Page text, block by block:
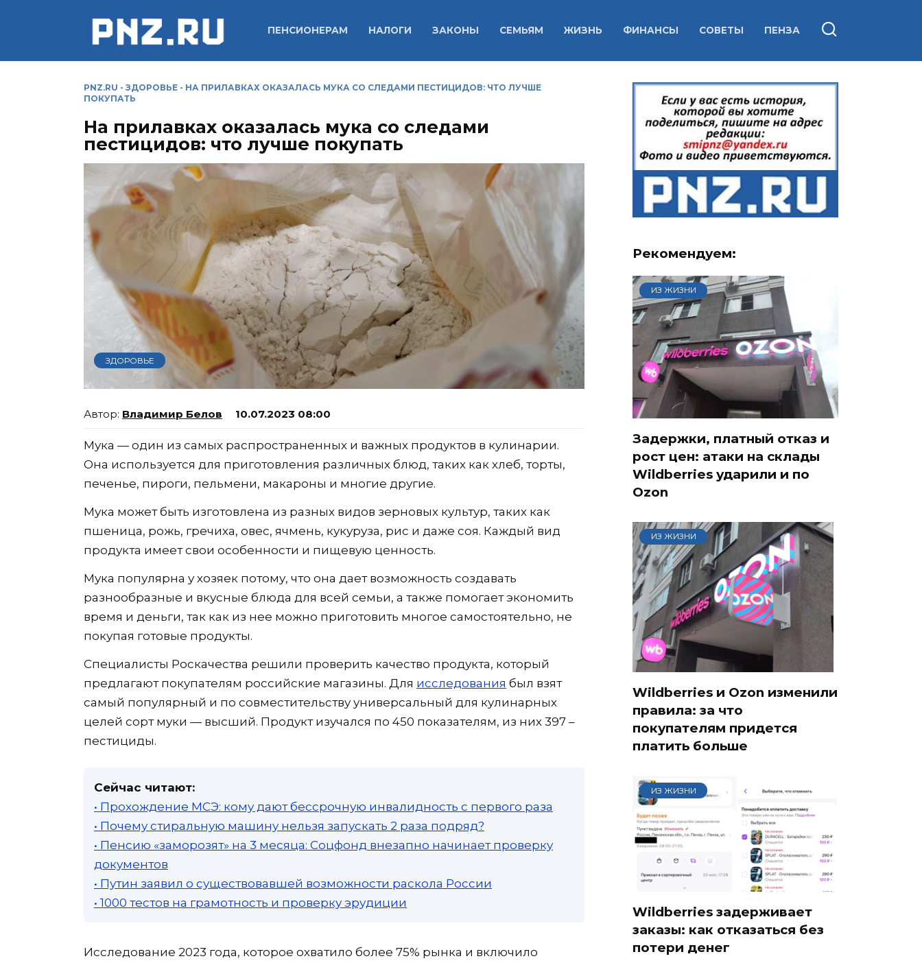
ПЕНСИОНЕРАМ НАЛОГИ ЗАКОНЫ СЕМЬЯМ ЖИЗНЬ ФИНАНСЫ СОВЕТЫ ПЕНЗА
PNZ.RU - ЗДОРОВЬЕ - НА ПРИЛАВКАХ ОКАЗАЛАСЬ МУКА СО СЛЕДАМИ ПЕСТИЦИДОВ: ЧТО ЛУЧШЕ
ПОКУПАТЬ
На прилавках оказалась мука со следами
пестицидов: что лучше покупать
ЗДОРОВЬЕ
Владимир Белов 10.07.2023 08:00
Мука — один из самых распространенных и важных продуктов в кулинарии.
Она используется для приготовления различных блюд, таких как хлеб, торты,
печенье, пироги, пельмени, макароны и многие другие.
Мука может быть изготовлена из разных видов зерновых культур, таких как
пшеница, рожь, гречиха, овес, ячмень, кукуруза, рис и даже соя. Каждый вид
продукта имеет свои особенности и пищевую ценность.
Мука популярна у хозяек потому, что она дает возможность создавать
разнообразные и вкусные блюда для всей семьи, а также помогает экономить
время и деньги, так как из нее можно приготовить многое самостоятельно, не
покупая готовые продукты.
Специалисты Роскачества решили проверить качество продукта, который
предлагают покупателям российские магазины. Для исследования был взят
самый популярный и по совместительству универсальный для кулинарных
целей сорт муки — высший. Продукт изучался по 450 показателям, из них 397 –
пестициды.
Сейчас читают:
• Прохождение МСЭ: кому дают бессрочную инвалидность с первого раза
• Почему стиральную машину нельзя запускать 2 раза подряд?
• Пенсию «заморозят» на 3 месяца: Соцфонд внезапно начинает проверку
документов
• Путин заявил о существовавшей возможности раскола России
• 1000 тестов на грамотность и проверку эрудиции
Исследование 2023 года, которое охватило более 75% рынка и включило
Рекомендуем:
ИЗ ЖИЗНИ
Задержки, платный отказ и
рост цен: атаки на склады
Wildberries ударили и по
Ozon
ИЗ ЖИЗНИ
Wildberries и Ozon изменили
правила: за что
покупателям придется
платить больше
ИЗ ЖИЗНИ
Wildberries задерживает
заказы: как отказаться без
потери денег